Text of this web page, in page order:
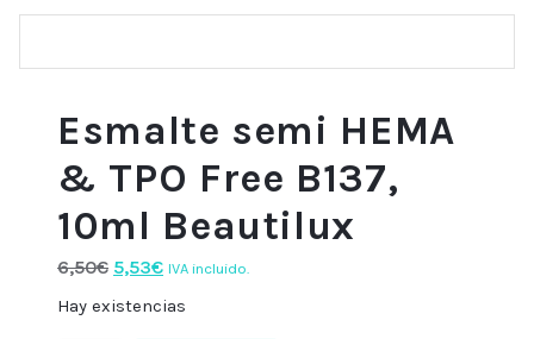
Esmalte semi HEMA
& TPO Free B137,
10ml Beautilux
6,50€ El
precio
5,53€El
precio
IVA incluido.
Hay existencias